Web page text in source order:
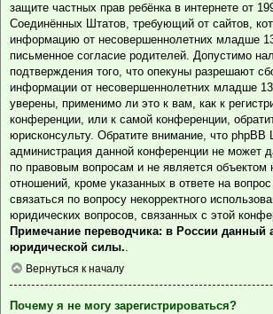
защите частных прав ребёнка в интернете от
Соединённых Штатов, требующий от сайтов,
информацию от несовершеннолетних младше
письменное согласие родителей. Допустимо
подтверждения того, что опекуны разрешают
информации от несовершеннолетних младше
уверены, применимо ли это к вам, как к
конференции, или к самой конференции,
юрисконсульту. Обратите внимание, что phpBB
администрация данной конференции не может
по правовым вопросам и не является объектом
отношений, кроме указанных в ответе на
связаться по вопросу некорректного
юридических вопросов, связанных с этой
Примечание переводчика: в России данный
юридической силы..
Вернуться к началу
Почему я не могу зарегистрироваться?